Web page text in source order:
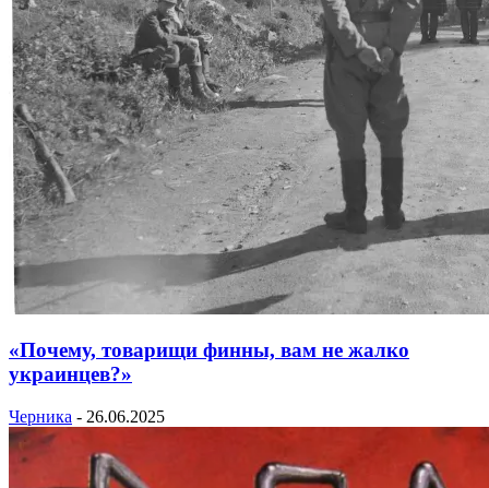
«Почему, товарищи финны, вам не жалко
украинцев?»
Черника - 26.06.2025